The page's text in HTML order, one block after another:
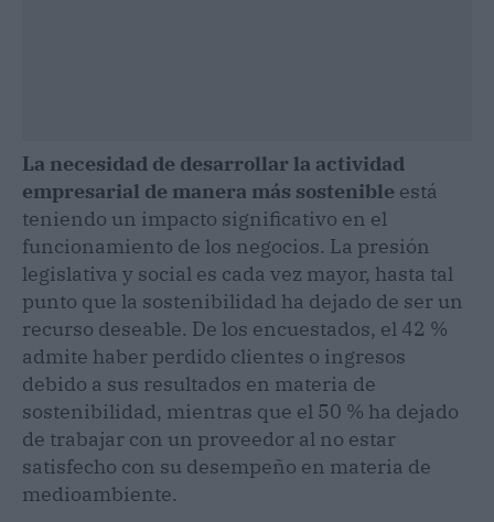
La necesidad de desarrollar la actividad
empresarial de manera más sostenible está
teniendo un impacto significativo en el
funcionamiento de los negocios. La presión
legislativa y social es cada vez mayor, hasta tal
punto que la sostenibilidad ha dejado de ser un
recurso deseable. De los encuestados, el 42 %
admite haber perdido clientes o ingresos
debido a sus resultados en materia de
sostenibilidad, mientras que el 50 % ha dejado
de trabajar con un proveedor al no estar
satisfecho con su desempeño en materia de
medioambiente.